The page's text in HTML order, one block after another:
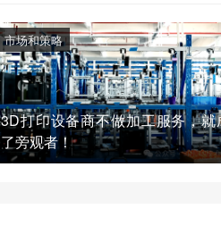
3D打印设备商不做加工服务，就
了旁观者！
市场和策略